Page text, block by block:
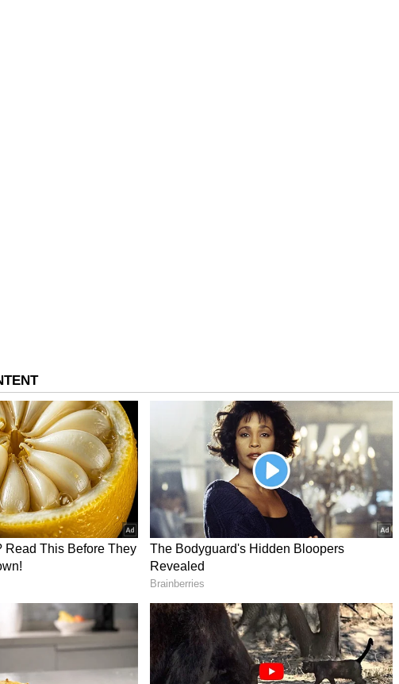
మార్గదర్శకాలు జారీ చేయనున్నట్లు దాస్ తెలిపారు. అన్ని వాణిజ్య
ఇచ్చే రెపో రేటును 25 బేసిస్ పాయింట్లు పెంచి 6.5 శాతానికి పెంచాలని
(ఎంపీసీ) నిర్ణయించింది.
గత ఏడాది మే నుంచి ఆర్బీఐ స్వల్పకాలిక రుణ రేటు (రెపో రేటు)ను
పెంచింది. 2023-24 ఆర్థిక సంవత్సరానికి భారత వాస్తవ జీడీపీ వృద్ధి
రిజర్వ్ బ్యాంక్ ఆఫ్ ఇండియా (ఆర్బీఐ) అంచనా వేసింది. 2023-24 క్యూ1,
అంచనాలు వరుసగా 7.8 శాతం, 6.2 శాతం, 6.0 శాతం, 5.8 శాతంగా అంచనా
2023-24లో భారత్ లో సగటు రిటైల్ ద్రవ్యోల్బణం 5.3గా ఉండొచ్చని